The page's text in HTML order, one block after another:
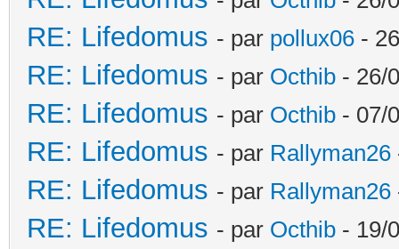
RE: Lifedomus - par pollux06 -
RE: Lifedomus - par Octhib - 26/
RE: Lifedomus - par Octhib - 07/
RE: Lifedomus - par Rallyman26
RE: Lifedomus - par Rallyman26
RE: Lifedomus - par Octhib - 19/